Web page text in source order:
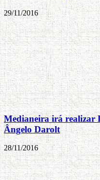
29/11/2016
Medianeira irá realizar
Ângelo Darolt
28/11/2016